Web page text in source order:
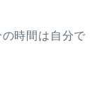
時間は自分で